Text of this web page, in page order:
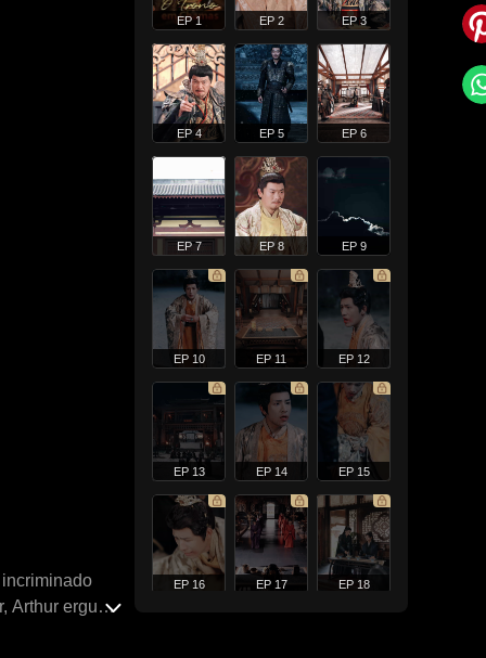
Arthur ergue
EP 1 EP 2 EP 3
EP 4 EP 5 EP 6
EP 7 EP 8 EP 9
EP 10 EP 11 EP 12
EP 13 EP 14 EP 15
EP 16 EP 17 EP 18